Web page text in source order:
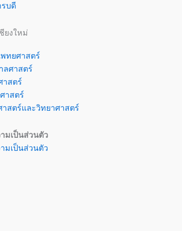
บดี
ยงใหม่
ทยศาสตร์
ศาสตร์
สตร์
าสตร์
สตร์และวิทยาศาสตร์
มเป็นส่วนตัว
มเป็นส่วนตัว